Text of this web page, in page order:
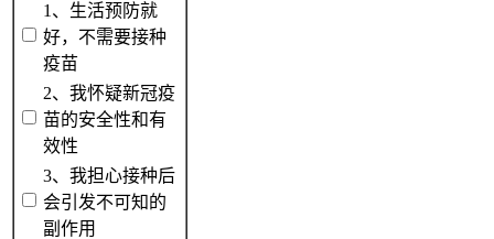
1、生活预防就
好，不需要接种
疫苗
2、我怀疑新冠疫
苗的安全性和有
效性
3、我担心接种后
会引发不可知的
副作用